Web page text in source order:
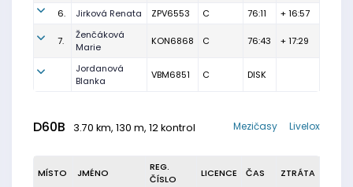
6. Jirková Renata ZPV6553 C 76:11 + 16:57
7.
Ženčáková
Marie
KON6868 C 76:43 + 17:29
Jordanová
Blanka
VBM6851 C DISK
D60B 3.70 km, 130 m, 12 kontrol Livelox
Mezičasy
MÍSTO JMÉNO
REG.
ČÍSLO
LICENCE ČAS ZTRÁTA